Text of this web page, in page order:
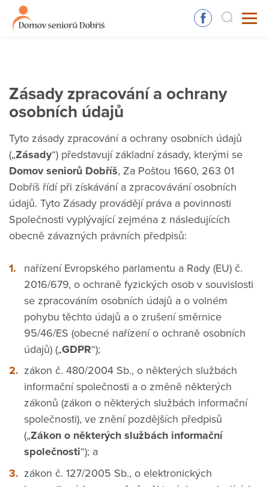
Zásady zpracování a ochrany
osobních údajů
Tyto zásady zpracování a ochrany osobních údajů
(„Zásady“) představují základní zásady, kterými se
Domov seniorů Dobříš, Za Poštou 1660, 263 01
Dobříš řídí při získávání a zpracovávání osobních
údajů. Tyto Zásady provádějí práva a povinnosti
Společnosti vyplývající zejména z následujících
obecně závazných právních předpisů:
nařízení Evropského parlamentu a Rady (EU) č.
2016/679, o ochraně fyzických osob v souvislosti
se zpracováním osobních údajů a o volném
pohybu těchto údajů a o zrušení směrnice
95/46/ES (obecné nařízení o ochraně osobních
údajů) („GDPR“);
zákon č. 480/2004 Sb., o některých službách
informační společnosti a o změně některých
zákonů (zákon o některých službách informační
společnosti), ve znění pozdějších předpisů
(„Zákon o některých službách informační
společnosti“); a
zákon č. 127/2005 Sb., o elektronických